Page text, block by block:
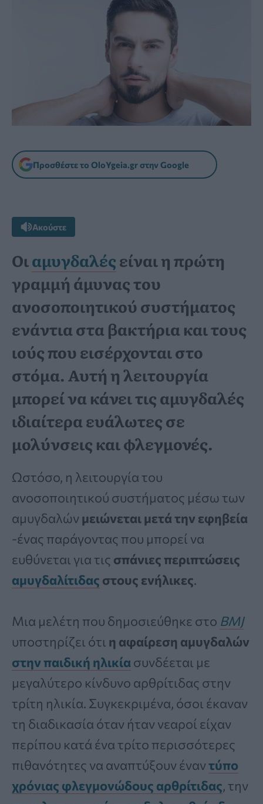
Προσθέστε το OloYgeia.gr στην Google
Ακούστε
Οιαμυγδαλέςείναι η πρώτη
γραμμή άμυνας του
ανοσοποιητικού συστήματος
ενάντια στα βακτήρια και τους
ιούς που εισέρχονται στο
στόμα. Αυτή η λειτουργία
μπορεί να κάνει τις αμυγδαλές
ιδιαίτερα ευάλωτες σε
μολύνσεις και φλεγμονές.
Ωστόσο, η λειτουργία του
ανοσοποιητικού συστήματος μέσω των
αμυγδαλών μειώνεται μετά την εφηβεία
-ένας παράγοντας που μπορεί να
ευθύνεται για τις σπάνιες περιπτώσεις
αμυγδαλίτιδας στους ενήλικες.
Μια μελέτη που δημοσιεύθηκε στο BMJ
υποστηρίζει ότι η αφαίρεση αμυγδαλών
στην παιδική ηλικία συνδέεται με
μεγαλύτερο κίνδυνο αρθρίτιδας στην
τρίτη ηλικία. Συγκεκριμένα, όσοι έκαναν
τη διαδικασία όταν ήταν νεαροί είχαν
περίπου κατά ένα τρίτο περισσότερες
πιθανότητες να αναπτύξουν έναντύπο
χρόνιας φλεγμονώδους αρθρίτιδας, την